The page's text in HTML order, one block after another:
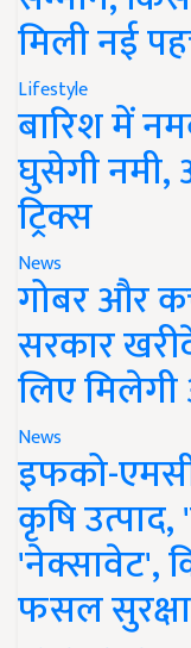
मिली नई
Lifestyle
बारिश में
घुसेगी
ट्रिक्स
News
गोबर और
सरकार
लिए
News
इफको-
कृषि
'नेक्सावेट',
फसल